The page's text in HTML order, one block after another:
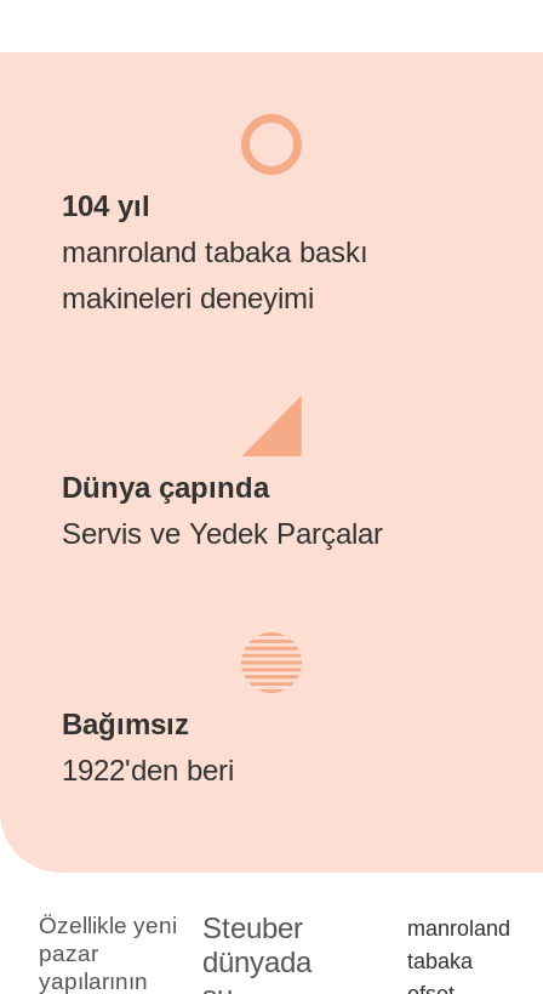
104 yıl
manroland tabaka baskı
makineleri deneyimi
Dünya çapında
Servis ve Yedek Parçalar
Bağımsız
1922'den beri
Özellikle yeni
pazar
yapılarının
Steuber
dünyada
manroland
tabaka